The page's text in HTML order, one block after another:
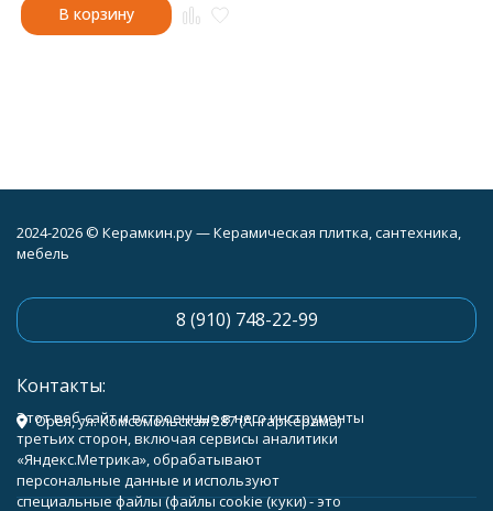
В корзину
2024-2026 © Керамкин.ру — Керамическая плитка, сантехника,
мебель
8 (910) 748-22-99
Контакты:
Орёл, ул. Комсомольская 287 (АнгарКерама)
Этот веб-сайт и встроенные в него инструменты
третьих сторон, включая сервисы аналитики
«Яндекс.Метрика», обрабатывают
персональные данные и используют
специальные файлы (файлы cookie (куки) - это